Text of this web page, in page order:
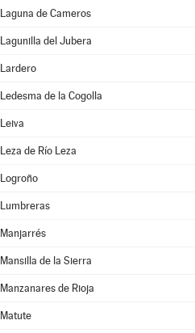
Laguna de Cameros
Lagunilla del Jubera
Lardero
Ledesma de la Cogolla
Leiva
Leza de Río Leza
Logroño
Lumbreras
Manjarrés
Mansilla de la Sierra
Manzanares de Rioja
Matute